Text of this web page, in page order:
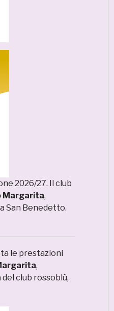
2026/27. Il club
Margarita,
San Benedetto.
le prestazioni
,
del club rossoblù,